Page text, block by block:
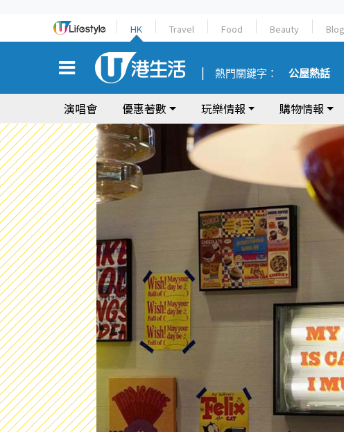
HK Travel Food Beauty Blog
熱門關鍵字： 公屋熱話
演唱會 優惠著數 玩樂情報 購物情報